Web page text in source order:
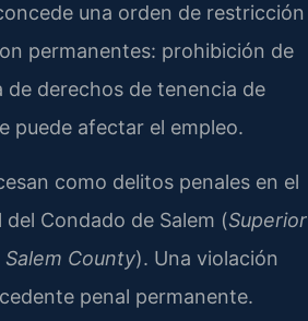
una orden de restricción
permanentes: prohibición de
derechos de tenencia de
puede afectar el empleo.
como delitos penales en el
del Condado de Salem (Superior
County). Una violación
penal permanente.